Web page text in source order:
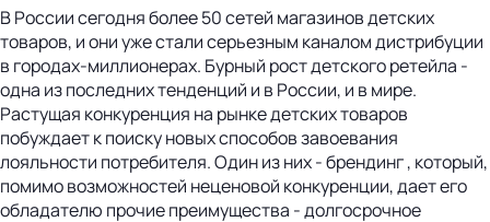
В России сегодня более 50 сетей магазинов детских
товаров, и они уже стали серьезным каналом дистрибуции
в городах-миллионерах. Бурный рост детского ретейла -
одна из последних тенденций и в России, и в мире.
Растущая конкуренция на рынке детских товаров
побуждает к поиску новых способов завоевания
лояльности потребителя. Один из них - брендинг , который,
помимо возможностей неценовой конкуренции, дает его
обладателю прочие преимущества - долгосрочное